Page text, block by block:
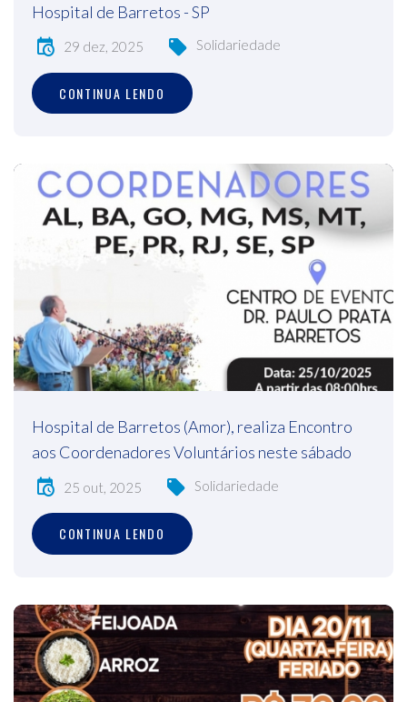
Hospital de Barretos - SP
29 dez, 2025 Solidariedade
CONTINUA LENDO
Hospital de Barretos (Amor), realiza Encontro
aos Coordenadores Voluntários neste sábado
25 out, 2025 Solidariedade
CONTINUA LENDO